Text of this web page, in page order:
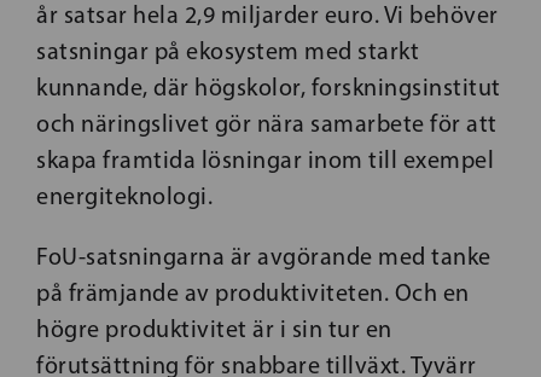
år satsar hela 2,9 miljarder euro. Vi behöver
satsningar på ekosystem med starkt
kunnande, där högskolor, forskningsinstitut
och näringslivet gör nära samarbete för att
skapa framtida lösningar inom till exempel
energiteknologi.
FoU-satsningarna är avgörande med tanke
på främjande av produktiviteten. Och en
högre produktivitet är i sin tur en
förutsättning för snabbare tillväxt. Tyvärr